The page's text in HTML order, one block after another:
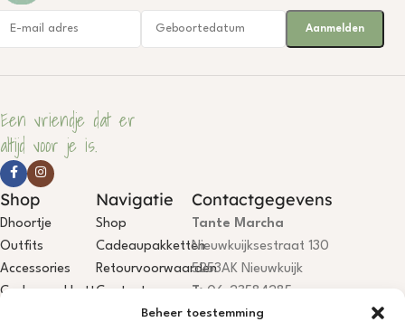
Beheer toestemming
Een vriendje dat er
altijd voor je is.
Shop
Dhoortje
Outfits
Accessories
Cadeaupakketten
Navigatie
Shop
Cadeaupakketten
Retourvoorwaarden
Contact
Contactgegevens
Tante Marcha
Nieuwkuijksestraat 130
5253AK Nieuwkuijk
T: 06-23584285
E:info@dhoortje.nl